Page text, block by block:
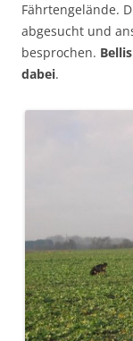
Fährtengelände.
abgesucht und
besprochen.
dabei.